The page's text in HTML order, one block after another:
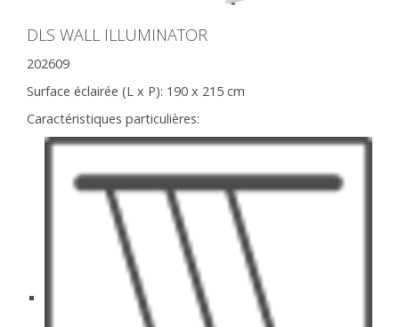
DLS WALL ILLUMINATOR
202609
Surface éclairée (L x P): 190 x 215 cm
Caractéristiques particulières: